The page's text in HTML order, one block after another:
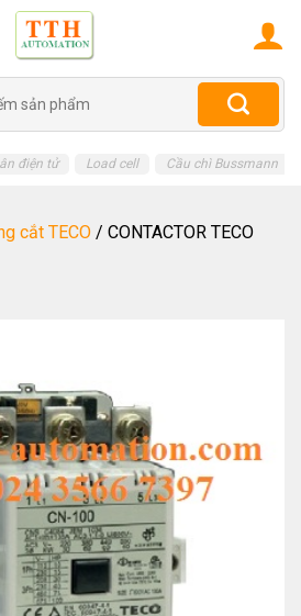
điện tử Load cell Cầu chì Bussmann
cắt TECO / CONTACTOR TECO